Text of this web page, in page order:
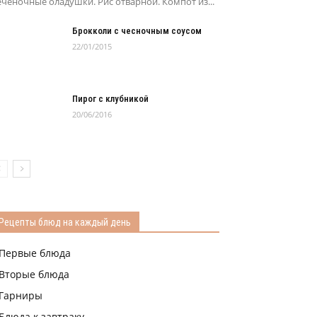
Брокколи с чесночным соусом
22/01/2015
Пирог с клубникой
20/06/2016
блюд на каждый день
блюда
блюда